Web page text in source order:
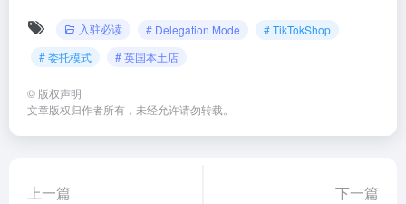
入驻必读 # Delegation Mode
# TikTokShop
# 委托模式
# 英国本土店
© 版权声明
文章版权归作者所有，未经允许请勿转载。
上一篇 下一篇